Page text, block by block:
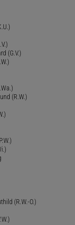
(G.V.)
(R.W.)
(R.W.-O.)